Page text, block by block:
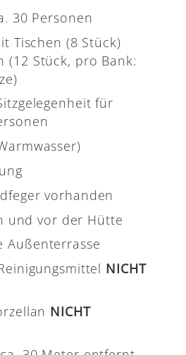
30 Personen
Tischen (8 Stück)
(12 Stück, pro Bank:
für
vorhanden
und vor der Hütte
Außenterrasse
NICHT
NICHT